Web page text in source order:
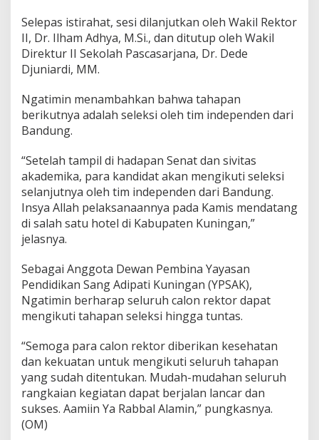
Selepas istirahat, sesi dilanjutkan oleh Wakil Rektor
II, Dr. Ilham Adhya, M.Si., dan ditutup oleh Wakil
Direktur II Sekolah Pascasarjana, Dr. Dede
Djuniardi, MM.
Ngatimin menambahkan bahwa tahapan
berikutnya adalah seleksi oleh tim independen dari
Bandung.
“Setelah tampil di hadapan Senat dan sivitas
akademika, para kandidat akan mengikuti seleksi
selanjutnya oleh tim independen dari Bandung.
Insya Allah pelaksanaannya pada Kamis mendatang
di salah satu hotel di Kabupaten Kuningan,”
jelasnya.
Sebagai Anggota Dewan Pembina Yayasan
Pendidikan Sang Adipati Kuningan (YPSAK),
Ngatimin berharap seluruh calon rektor dapat
mengikuti tahapan seleksi hingga tuntas.
“Semoga para calon rektor diberikan kesehatan
dan kekuatan untuk mengikuti seluruh tahapan
yang sudah ditentukan. Mudah-mudahan seluruh
rangkaian kegiatan dapat berjalan lancar dan
sukses. Aamiin Ya Rabbal Alamin,” pungkasnya.
(OM)